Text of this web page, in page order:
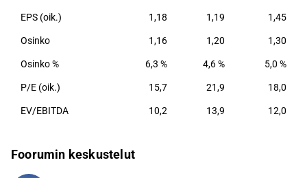
EPS (oik.) 1,18 1,19 1,45
Osinko 1,16 1,20 1,30
Osinko % 6,3 % 4,6 % 5,0 %
P/E (oik.) 15,7 21,9 18,0
EV/EBITDA 10,2 13,9 12,0
Foorumin keskustelut